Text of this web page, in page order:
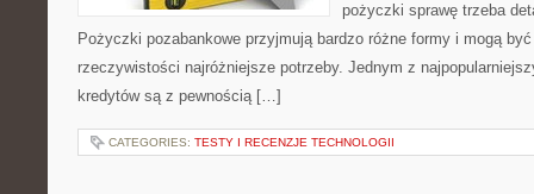
pożyczki sprawę trzeba
Pożyczki pozabankowe przyjmują bardzo różne formy i mogą
rzeczywistości najróżniejsze potrzeby. Jednym z
kredytów są z pewnością […]
CATEGORIES: TESTY I RECENZJE TECHNOLOGII